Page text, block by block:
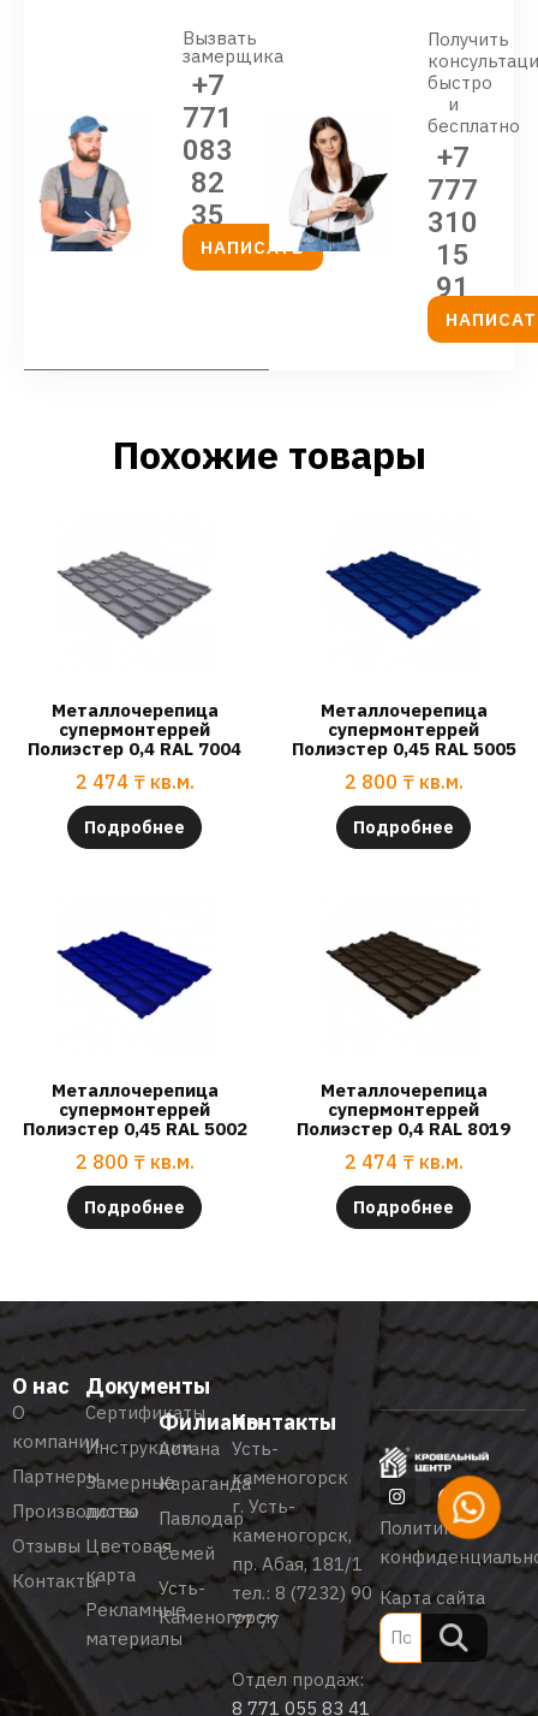
Вызвать
замерщика
+7
771
083
82
35
НАПИСАТЬ
Получить
быстро
и
бесплатно
+7
777
310
15
91
Похожие товары
Металлочерепица
супермонтеррей
Полиэстер 0,4 RAL 7004
2 474 ₸ кв.м.
Подробнее
Металлочерепица
супермонтеррей
Полиэстер 0,45 RAL 5005
2 800 ₸ кв.м.
Подробнее
Металлочерепица
супермонтеррей
Полиэстер 0,45 RAL 5002
2 800 ₸ кв.м.
Подробнее
Металлочерепица
супермонтеррей
Полиэстер 0,4 RAL 8019
2 474 ₸ кв.м.
Подробнее
О нас
О
компании
Партнеры
Производство
Отзывы
Контакты
Документы
Сертификаты
Инструкции
Замерные
листы
Цветовая
карта
Рекламные
материалы
Филиалы
Астана
Караганда
Павлодар
Семей
Усть-
Каменогорск
Контакты
Усть-
каменогорск
г. Усть-
каменогорск,
пр. Абая, 181/1
тел.:8 (7232) 90
77 77
Отдел продаж:
8 771 055 83 41
Политика
Карта сайта